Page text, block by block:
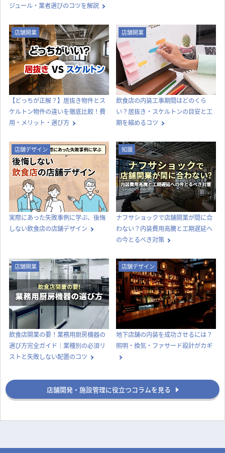
ジュール・業者選びのコツを解説
店舗開業
【どっちが正解？】居抜き物件とス
ケルトン物件の違いを徹底比較！費
用・メリット・選び方
店舗開業
飲食店の内装工事期間はどのくら
い？居抜き・スケルトンの目安と工
期を縮めるコツ
店舗デザイン
実際にあった失敗事例に学ぶ、後悔
しない飲食店の店舗デザイン
知識
ナフサショックで店舗開業が間に合
わない？内装費用高騰と工期遅延へ
の今とるべき対策
店舗開業
飲食店開業の要！業務用厨房機器の
選び方完全ガイド｜業種別の必須リ
ストと失敗しない配置のコツ
店舗デザイン
地下店舗の内装を成功させるには？
照明・換気・ファサード設計がカギ
店舗開発・施設管理に役立つコラムを見る